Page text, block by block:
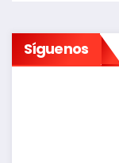
Síguenos